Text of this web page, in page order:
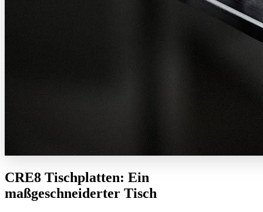
CRE8 Tischplatten: Ein
maßgeschneiderter Tisch